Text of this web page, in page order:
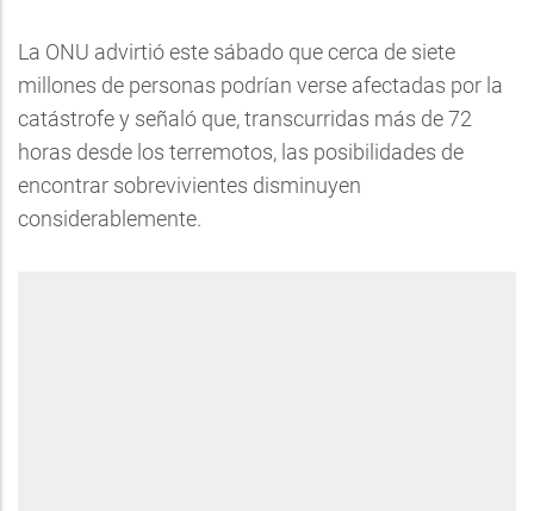
La ONU advirtió este sábado que cerca de siete
millones de personas podrían verse afectadas por la
catástrofe y señaló que, transcurridas más de 72
horas desde los terremotos, las posibilidades de
encontrar sobrevivientes disminuyen
considerablemente.